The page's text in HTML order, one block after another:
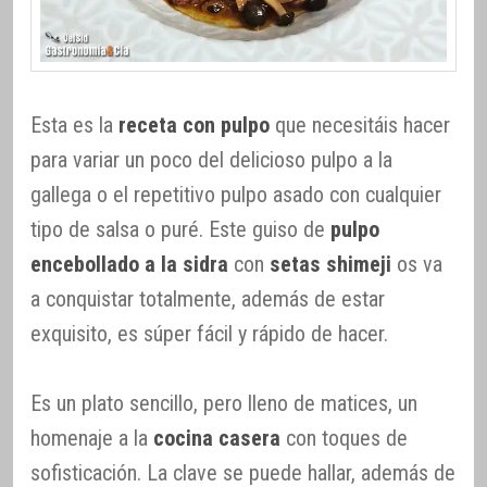
Esta es la receta con pulpo que necesitáis hacer
para variar un poco del delicioso pulpo a la
gallega o el repetitivo pulpo asado con cualquier
tipo de salsa o puré. Este guiso de pulpo
encebollado a la sidra con setas shimeji os va
a conquistar totalmente, además de estar
exquisito, es súper fácil y rápido de hacer.
Es un plato sencillo, pero lleno de matices, un
homenaje a la cocina casera con toques de
sofisticación. La clave se puede hallar, además de